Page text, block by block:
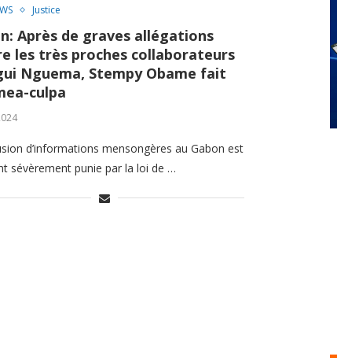
Justice
Après de graves allégations
les très proches collaborateurs
Nguema, Stempy Obame fait
culpa
d’informations mensongères au Gabon est
sévèrement punie par la loi de …